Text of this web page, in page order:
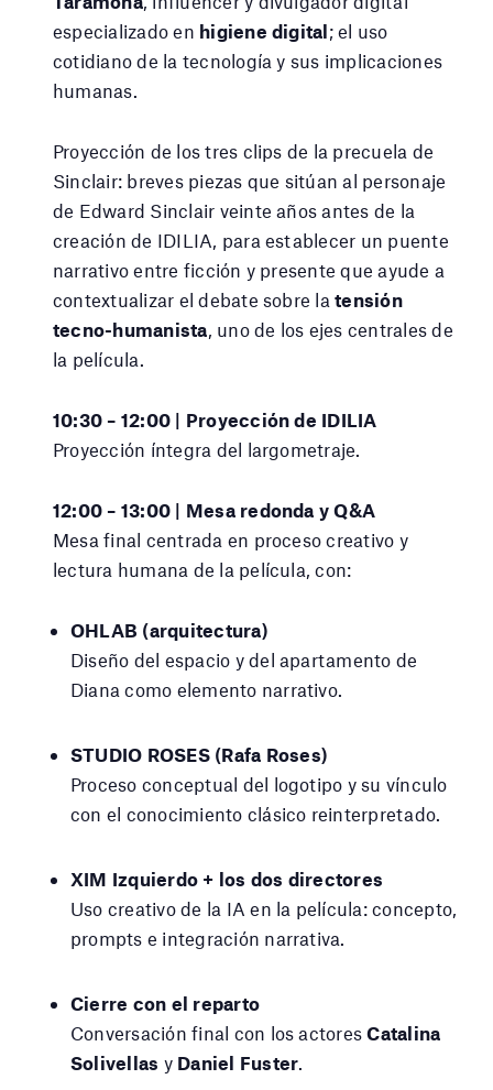
especializado en higiene digital; el uso
cotidiano de la tecnología y sus implicaciones
humanas.
Proyección de los tres clips de la precuela de
Sinclair: breves piezas que sitúan al personaje
de Edward Sinclair veinte años antes de la
creación de IDILIA, para establecer un puente
narrativo entre ficción y presente que ayude a
contextualizar el debate sobre latensión
tecno-humanista, uno de los ejes centrales de
la película.
10:30 – 12:00 | Proyección de IDILIA
Proyección íntegra del largometraje.
12:00 – 13:00 | Mesa redonda y Q&A
Mesa final centrada en proceso creativo y
lectura humana de la película, con:
OHLAB (arquitectura)
Diseño del espacio y del apartamento de
Diana como elemento narrativo.
STUDIO ROSES (Rafa Roses)
Proceso conceptual del logotipo y su vínculo
con el conocimiento clásico reinterpretado.
XIM Izquierdo + los dos directores
Uso creativo de la IA en la película: concepto,
prompts e integración narrativa.
Cierre con el reparto
Conversación final con los actoresCatalina
Solivellas y Daniel Fuster.